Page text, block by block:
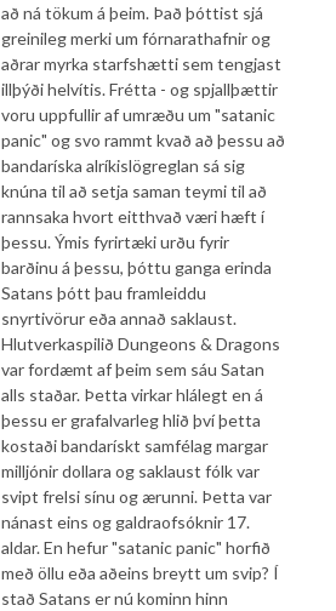
að ná tökum á þeim. Það þóttist sjá
greinileg merki um fórnarathafnir og
aðrar myrka starfshætti sem tengjast
illþýði helvítis. Frétta - og spjallþættir
voru uppfullir af umræðu um "satanic
panic" og svo rammt kvað að þessu að
bandaríska alríkislögreglan sá sig
knúna til að setja saman teymi til að
rannsaka hvort eitthvað væri hæft í
þessu. Ýmis fyrirtæki urðu fyrir
barðinu á þessu, þóttu ganga erinda
Satans þótt þau framleiddu
snyrtivörur eða annað saklaust.
Hlutverkaspilið Dungeons & Dragons
var fordæmt af þeim sem sáu Satan
alls staðar. Þetta virkar hlálegt en á
þessu er grafalvarleg hlið því þetta
kostaði bandarískt samfélag margar
milljónir dollara og saklaust fólk var
svipt frelsi sínu og ærunni. Þetta var
nánast eins og galdraofsóknir 17.
aldar. En hefur "satanic panic" horfið
með öllu eða aðeins breytt um svip? Í
stað Satans er nú kominn hinn